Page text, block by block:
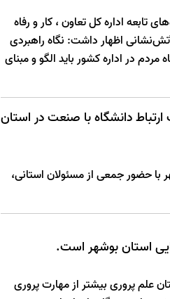
اداره کل تعاون ، کار و رفاه
اظهار داشت: نگاه راهبردی
در اداره کشور باید الگو و مبنای
دانشگاه با صنعت در استان
با حضور جمعی از مسئولان استانی،
استان بوشهر است.
علم پروری بیشتر از مهارت پروری